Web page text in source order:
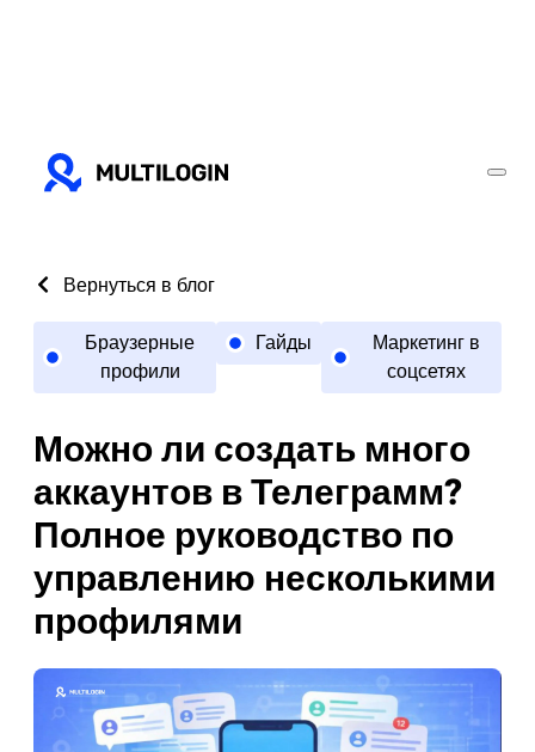
Вернуться в блог
Браузерные
профили
Гайды
Маркетинг в
соцсетях
Можно ли создать много
аккаунтов в Телеграмм?
Полное руководство по
управлению несколькими
профилями